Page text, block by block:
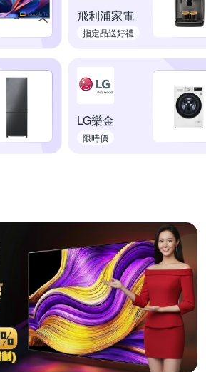
飛利浦家電
指定品送好禮
LG樂金
限時價